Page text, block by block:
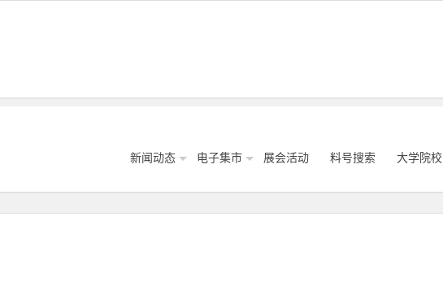
新闻动态 电子集市 展会活动 料号搜索 大学院校